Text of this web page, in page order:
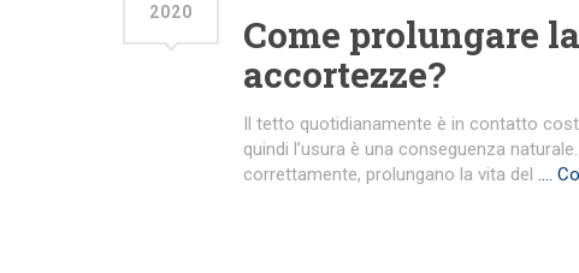
2020
Come prolungare
accortezze?
Il tetto quotidianamente è in contatto
quindi l’usura è una conseguenza
correttamente, prolungano la vita del ….